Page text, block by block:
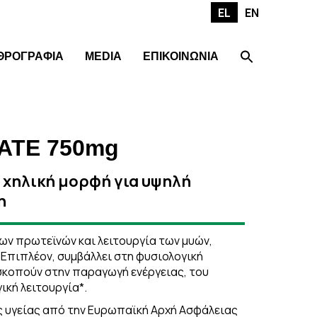
EL EN
MEDIA ΕΠΙΚΟΙΝΩΝΙΑ
750mg
χηλική μορφή για υψηλή
πρωτεϊνών και λειτουργία των μυών,
συμβάλλει στη φυσιολογική
στην παραγωγή ενέργειας, του
λειτουργία*.
από την Eυρωπαϊκή Αρχή Ασφάλειας